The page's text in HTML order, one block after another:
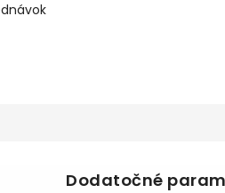
Dodatočné